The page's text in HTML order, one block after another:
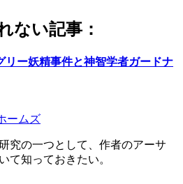
ない記事：
リー妖精事件と神智学者ガードナ
ームズ
究の一つとして、作者のアーサ
て知っておきたい。